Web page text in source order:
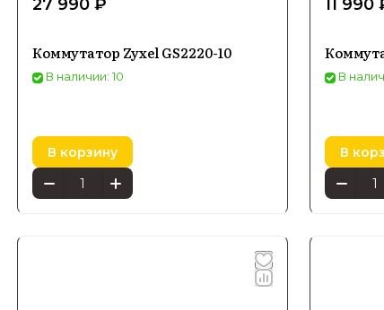
27 990 ₽
Коммутатор Zyxel GS2220-10
В наличии: 10
В корзину
11 990
В
В